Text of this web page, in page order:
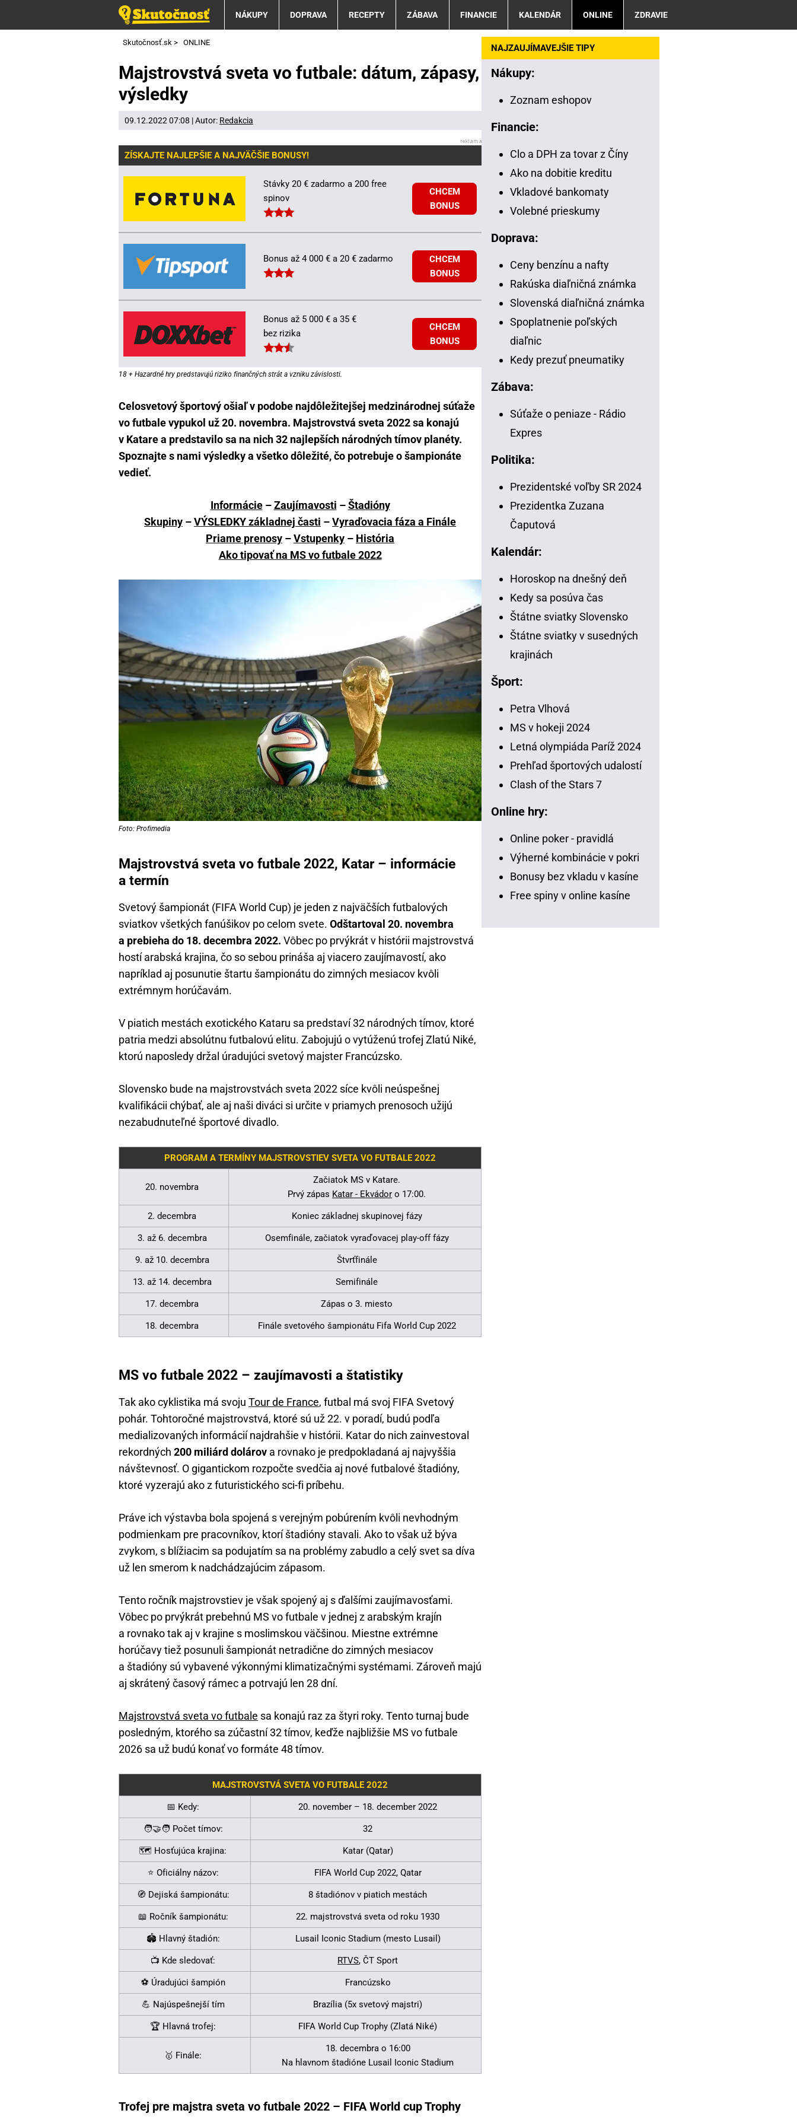
NÁKUPY DOPRAVA RECEPTY ZÁBAVA FINANCIE KALENDÁR ONLINE ZDRAVIE
Skutočnosť.sk > ONLINE
Majstrovstvá sveta vo futbale: dátum, zápasy,
výsledky
09.12.2022 07:08 | Autor: Redakcia
ZÍSKAJTE NAJLEPŠIE A NAJVÄČŠIE BONUSY!
Stávky 20 € zadarmo a 200 free
spinov
CHCEM
BONUS
Bonus až 4 000 € a 20 € zadarmo
CHCEM
BONUS
Bonus až 5 000 € a 35 €
bez rizika
CHCEM
BONUS
18 + Hazardné hry predstavujú riziko finančných strát a vzniku závislosti.
Celosvetový športový ošiaľ v podobe najdôležitejšej medzinárodnej súťaže
vo futbale vypukol už 20. novembra. Majstrovstvá sveta 2022 sa konajú
v Katare a predstavilo sa na nich 32 najlepších národných tímov planéty.
Spoznajte s nami výsledky a všetko dôležité, čo potrebuje o šampionáte
vedieť.
Informácie–Zaujímavosti –Štadióny
Skupiny –VÝSLEDKY základnej časti –Vyraďovacia fáza a Finále
Priame prenosy –Vstupenky – História
Ako tipovať na MS vo futbale 2022
Foto: Profimedia
Majstrovstvá sveta vo futbale 2022, Katar – informácie
a termín
Svetový šampionát (FIFA World Cup) je jeden z najväčších futbalových
sviatkov všetkých fanúšikov po celom svete. Odštartoval 20. novembra
a prebieha do 18. decembra 2022. Vôbec po prvýkrát v histórii majstrovstvá
hostí arabská krajina, čo so sebou prináša aj viacero zaujímavostí, ako
napríklad aj posunutie štartu šampionátu do zimných mesiacov kvôli
extrémnym horúčavám.
V piatich mestách exotického Kataru sa predstaví 32 národných tímov, ktoré
patria medzi absolútnu futbalovú elitu. Zabojujú o vytúženú trofej Zlatú Niké,
ktorú naposledy držal úradujúci svetový majster Francúzsko.
Slovensko bude na majstrovstvách sveta 2022 síce kvôli neúspešnej
kvalifikácii chýbať, ale aj naši diváci si určite v priamych prenosoch užijú
nezabudnuteľné športové divadlo.
PROGRAM A TERMÍNY MAJSTROVSTIEV SVETA VO FUTBALE 2022
20. novembra
Začiatok MS v Katare.
Prvý zápas Katar - Ekvádor o 17:00.
2. decembra Koniec základnej skupinovej fázy
3. až 6. decembra Osemfinále, začiatok vyraďovacej play-off fázy
9. až 10. decembra Štvrťfinále
13. až 14. decembra Semifinále
17. decembra Zápas o 3. miesto
18. decembra Finále svetového šampionátu Fifa World Cup 2022
MS vo futbale 2022 – zaujímavosti a štatistiky
Tak ako cyklistika má svoju Tour de France, futbal má svoj FIFA Svetový
pohár. Tohtoročné majstrovstvá, ktoré sú už 22. v poradí, budú podľa
medializovaných informácií najdrahšie v histórii. Katar do nich zainvestoval
rekordných 200 miliárd dolárov a rovnako je predpokladaná aj najvyššia
návštevnosť. O gigantickom rozpočte svedčia aj nové futbalové štadióny,
ktoré vyzerajú ako z futuristického sci-fi príbehu.
Práve ich výstavba bola spojená s verejným pobúrením kvôli nevhodným
podmienkam pre pracovníkov, ktorí štadióny stavali. Ako to však už býva
zvykom, s blížiacim sa podujatím sa na problémy zabudlo a celý svet sa díva
už len smerom k nadchádzajúcim zápasom.
Tento ročník majstrovstiev je však spojený aj s ďalšími zaujímavosťami.
Vôbec po prvýkrát prebehnú MS vo futbale v jednej z arabským krajín
a rovnako tak aj v krajine s moslimskou väčšinou. Miestne extrémne
horúčavy tiež posunuli šampionát netradične do zimných mesiacov
a štadióny sú vybavené výkonnými klimatizačnými systémami. Zároveň majú
aj skrátený časový rámec a potrvajú len 28 dní.
Majstrovstvá sveta vo futbale sa konajú raz za štyri roky. Tento turnaj bude
posledným, ktorého sa zúčastní 32 tímov, keďže najbližšie MS vo futbale
2026 sa už budú konať vo formáte 48 tímov.
MAJSTROVSTVÁ SVETA VO FUTBALE 2022
📅 Kedy: 20. november – 18. december 2022
🧑‍🤝‍🧑 Počet tímov: 32
🗺️ Hosťujúca krajina: Katar (Qatar)
⭐ Oficiálny názov: FIFA World Cup 2022, Qatar
🧭 Dejiská šampionátu: 8 štadiónov v piatich mestách
📖 Ročník šampionátu: 22. majstrovstvá sveta od roku 1930
🏟️ Hlavný štadión: Lusail Iconic Stadium (mesto Lusail)
📺 Kde sledovať: RTVS, ČT Sport
⚽ Úradujúci šampión Francúzsko
💪 Najúspešnejší tím Brazília (5x svetový majstri)
🏆 Hlavná trofej: FIFA World Cup Trophy (Zlatá Niké)
🥇 Finále:
18. decembra o 16:00
Na hlavnom štadióne Lusail Iconic Stadium
Trofej pre majstra sveta vo futbale 2022 – FIFA World cup Trophy
NAJZAUJÍMAVEJŠIE TIPY
Nákupy:
Zoznam eshopov
Financie:
Clo a DPH za tovar z Číny
Ako na dobitie kreditu
Vkladové bankomaty
Volebné prieskumy
Doprava:
Ceny benzínu a nafty
Rakúska diaľničná známka
Slovenská diaľničná známka
Spoplatnenie poľských
diaľnic
Kedy prezuť pneumatiky
Zábava:
Súťaže o peniaze - Rádio
Expres
Politika:
Prezidentské voľby SR 2024
Prezidentka Zuzana
Čaputová
Kalendár:
Horoskop na dnešný deň
Kedy sa posúva čas
Štátne sviatky Slovensko
Štátne sviatky v susedných
krajinách
Šport:
Petra Vlhová
MS v hokeji 2024
Letná olympiáda Paríž 2024
Prehľad športových udalostí
Clash of the Stars 7
Online hry:
Online poker - pravidlá
Výherné kombinácie v pokri
Bonusy bez vkladu v kasíne
Free spiny v online kasíne